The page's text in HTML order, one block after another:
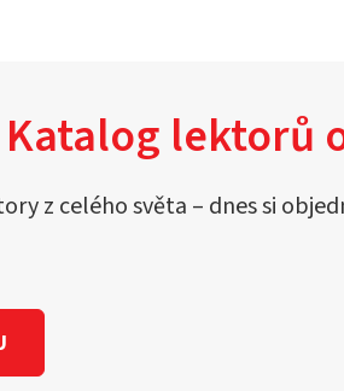
lektorů
z celého světa – dnes si